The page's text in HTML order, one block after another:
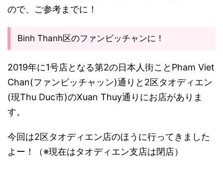
ので、ご参考までに！
Binh Thanh区のファンビッチャンに！
2019年に1号店となる第2の日本人街ことPham Viet
Chan(ファンビッチャッン)通りと2区タオディエン
(現Thu Duc市)のXuan Thuy通りにお店がありま
す。
今回は2区タオディエン店のほうに行ってきました
よー！（※現在はタオディエン支店は閉店）